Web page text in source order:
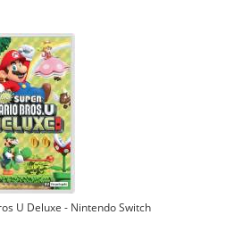
U Deluxe - Nintendo Switch